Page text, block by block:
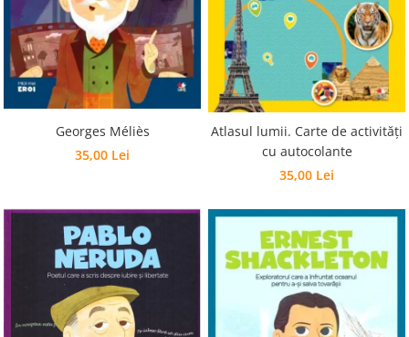
Georges Méliès
35,00 Lei
Atlasul lumii. Carte de activități
cu autocolante
35,00 Lei